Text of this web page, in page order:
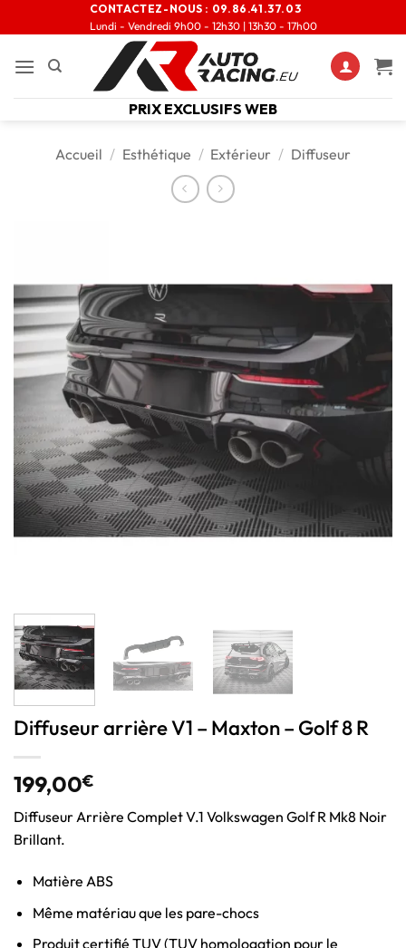
CONTACTEZ-NOUS : 09.86.41.37.03
Lundi - Vendredi 9h00 - 12h30 | 13h30 - 17h00
PRIX EXCLUSIFS WEB
Accueil / Esthétique / Extérieur / Diffuseur
Diffuseur arrière V1 – Maxton – Golf 8 R
199,00€
Diffuseur Arrière Complet V.1 Volkswagen Golf R Mk8 Noir
Brillant.
Matière ABS
Même matériau que les pare-chocs
Produit certifié TUV (TUV homologation pour le